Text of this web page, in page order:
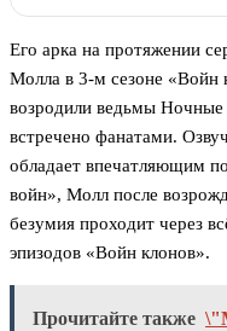
Его арка на протяжении
Молла в 3-м сезоне «Войн
возродили ведьмы
встречено фанатами.
обладает впечатляющим
войн», Молл после
безумия проходит через
эпизодов «Войн клонов».
Прочитайте также